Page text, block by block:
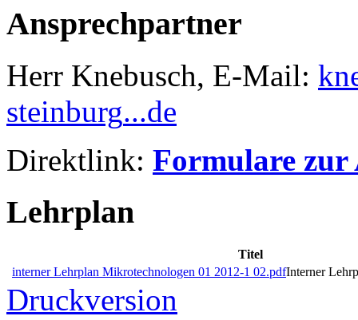
Ansprechpartner
Herr Knebusch, E-Mail:
steinburg...de
Direktlink: Formulare zur
Lehrplan
Titel
interner Lehrplan Mikrotechnologen 01 2012-1 02.pdfInterner
Druckversion